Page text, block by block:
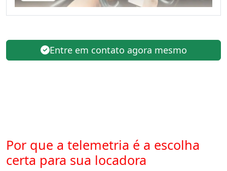
Entre em contato agora mesmo
Por que a telemetria é a escolha
certa para sua locadora